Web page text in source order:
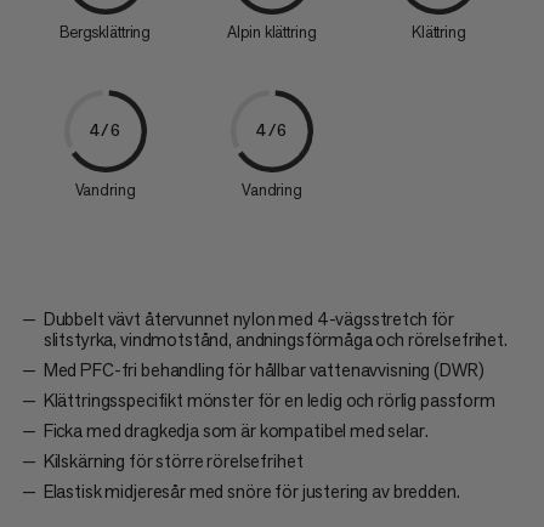
Bergsklättring Alpin klättring Klättring
4/6
Vandring
4/6
Vandring
Dubbelt vävt återvunnet nylon med 4-vägsstretch för
slitstyrka, vindmotstånd, andningsförmåga och rörelsefrihet.
Med PFC-fri behandling för hållbar vattenavvisning (DWR)
Klättringsspecifikt mönster för en ledig och rörlig passform
Ficka med dragkedja som är kompatibel med selar.
Kilskärning för större rörelsefrihet
Elastisk midjeresår med snöre för justering av bredden.